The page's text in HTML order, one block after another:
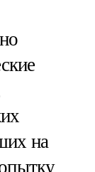
на